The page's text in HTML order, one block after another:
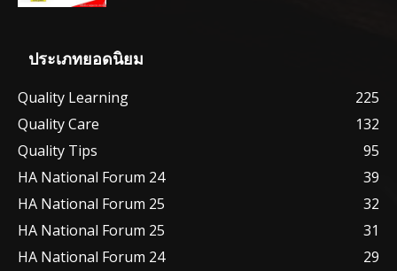
ประเภทยอดนิยม
Quality Learning
225
Quality Care
132
Quality Tips
95
HA National Forum 24
39
HA National Forum 25
32
HA National Forum 25
31
HA National Forum 24
29